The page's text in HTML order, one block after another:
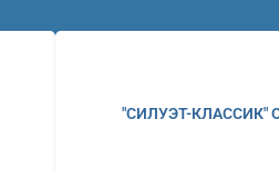
"СИЛУЭТ-КЛАССИК"